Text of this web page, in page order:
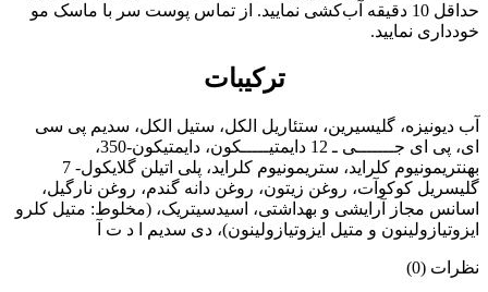
حداقل 10 دقیقه آب‌کشی نمایید. از تماس پوست سر با ماسک مو
خودداری نمایید.
ترکیبات
آب دیونیزه، گلیسیرین، ستئاریل الکل، ستیل الکل، سدیم پی سی
ای، پی ای جـــــــی ـ 12 دایمتیـــــکون، دایمتیکون-350،
بهنتریمونیوم کلراید، ستریمونیوم کلراید، پلی اتیلن گلایکول- 7
گلیسریل کوکوآت، روغن زیتون، روغن دانه گندم، روغن نارگیل،
اسانس مجاز آرایشی و بهداشتی، اسیدسیتریک، (مخلوط: متیل کلرو
ایزوتیازولینون و متیل ایزوتیازولینون)، دی سدیم ا د ت آ
نظرات (0)